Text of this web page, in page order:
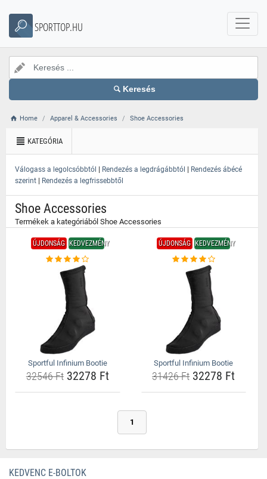
SPORTTOP.HU
Keresés
Home Apparel & Accessories Shoe Accessories
KATEGÓRIA
Válogass a legolcsóbbtól | Rendezés a legdrágábbtól | Rendezés ábécé
szerint | Rendezés a legfrissebbtől
Shoe Accessories
Termékek a kategóriából Shoe Accessories
ÚJDONSÁG KEDVEZMÉNY
Sportful Infinium Bootie
32546 Ft32278 Ft
ÚJDONSÁG KEDVEZMÉNY
Sportful Infinium Bootie
31426 Ft32278 Ft
1
KEDVENC E-BOLTOK